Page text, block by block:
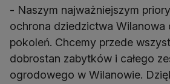
- Naszym najważniejszym
ochrona dziedzictwa Wilanowa
pokoleń. Chcemy przede
dobrostan zabytków i całego
ogrodowego w Wilanowie.